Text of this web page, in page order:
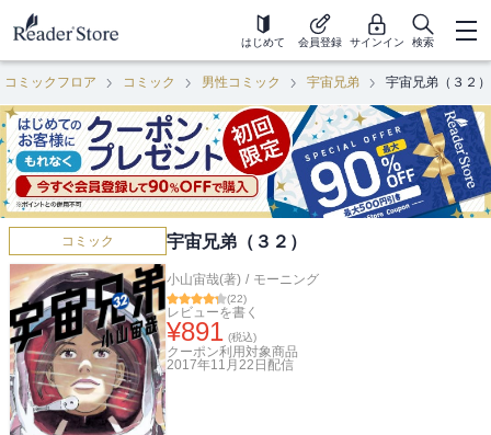
はじめて 会員登録 サインイン 検索
コミックフロア コミック 男性コミック 宇宙兄弟 宇宙兄弟（３２）
コミック 宇宙兄弟（３２）
小山宙哉(著) / モーニング
(22)
レビューを書く
¥891 (税込)
クーポン利用対象商品
2017年11月22日 配信